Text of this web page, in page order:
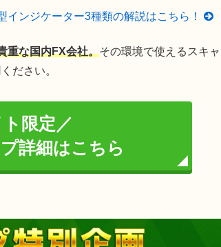
インジケーター3種類の解説はこちら！
重な国内FX会社。その環境で使えるスキャ
ださい。
限定／
詳細はこちら